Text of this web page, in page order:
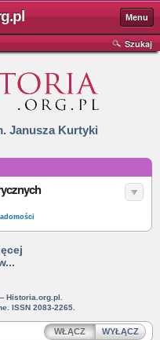
Menu
Szukaj
Janusza Kurtyki
Historia.org.pl.
ISSN 2083-2265.
WŁĄCZ WYŁĄCZ